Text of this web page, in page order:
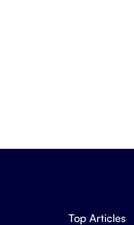
Top Articles